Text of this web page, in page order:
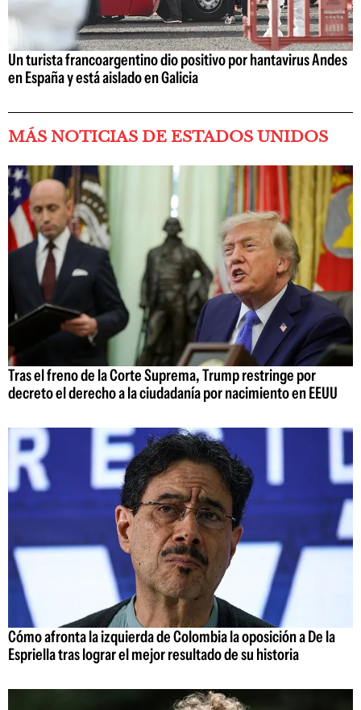
Un turista francoargentino dio positivo por hantavirus Andes
en España y está aislado en Galicia
MÁS NOTICIAS DE ESTADOS UNIDOS
Tras el freno de la Corte Suprema, Trump restringe por
decreto el derecho a la ciudadanía por nacimiento en EEUU
Cómo afronta la izquierda de Colombia la oposición a De la
Espriella tras lograr el mejor resultado de su historia